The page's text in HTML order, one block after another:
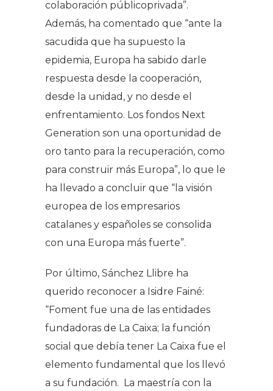
colaboración públicoprivada”.
Además, ha comentado que “ante la
sacudida que ha supuesto la
epidemia, Europa ha sabido darle
respuesta desde la cooperación,
desde la unidad, y no desde el
enfrentamiento. Los fondos Next
Generation son una oportunidad de
oro tanto para la recuperación, como
para construir más Europa”, lo que le
ha llevado a concluir que “la visión
europea de los empresarios
catalanes y españoles se consolida
con una Europa más fuerte”.
Por último, Sánchez Llibre ha
querido reconocer a Isidre Fainé:
“Foment fue una de las entidades
fundadoras de La Caixa; la función
social que debía tener La Caixa fue el
elemento fundamental que los llevó
a su fundación. La maestría con la